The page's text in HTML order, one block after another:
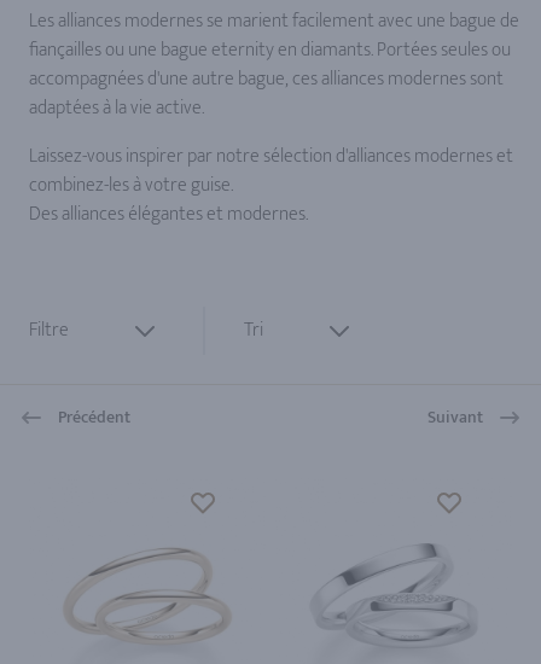
Les alliances modernes se marient facilement avec une bague de
fiançailles ou une bague eternity en diamants. Portées seules ou
accompagnées d'une autre bague, ces alliances modernes sont
adaptées à la vie active.
Laissez-vous inspirer par notre sélection d'alliances modernes et
combinez-les à votre guise.
Des alliances élégantes et modernes.
Filtre Tri
Précédent Suivant